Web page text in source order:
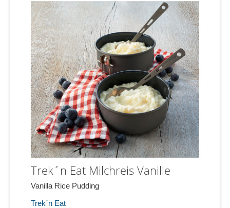
Trek´n Eat Milchreis Vanille
Vanilla Rice Pudding
Trek´n Eat